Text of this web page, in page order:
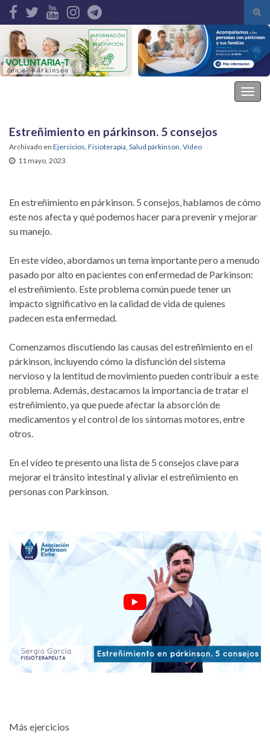
de
Search for:
Estreñimiento en párkinson. 5 consejos
Archivado en Ejercicios, Fisioterapia, Salud párkinson, Vídeo
11 mayo, 2023
En estreñimiento en párkinson. 5 consejos, hablamos de cómo
este nos afecta y qué podemos hacer para prevenir y mejorar
su manejo.
En este vídeo, abordamos un tema importante pero a menudo
pasado por alto en pacientes con enfermedad de Parkinson:
el estreñimiento. Este problema común puede tener un
impacto significativo en la calidad de vida de quienes
padecen esta enfermedad.
Comenzamos discutiendo las causas del estreñimiento en el
párkinson, incluyendo cómo la disfunción del sistema
nervioso y la lentitud de movimiento pueden contribuir a este
problema. Además, destacamos la importancia de tratar el
estreñimiento, ya que puede afectar la absorción de
medicamentos y el control de los síntomas motores, entre
otros.
En el vídeo te presento una lista de 5 consejos clave para
mejorar el tránsito intestinal y aliviar el estreñimiento en
personas con Parkinson.
Más ejercicios